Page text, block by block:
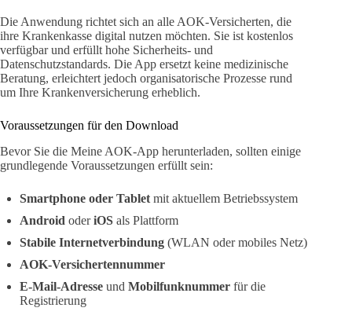
Die Anwendung richtet sich an alle AOK-Versicherten, die
ihre Krankenkasse digital nutzen möchten. Sie ist kostenlos
verfügbar und erfüllt hohe Sicherheits- und
Datenschutzstandards. Die App ersetzt keine medizinische
Beratung, erleichtert jedoch organisatorische Prozesse rund
um Ihre Krankenversicherung erheblich.
Voraussetzungen für den Download
Bevor Sie die Meine AOK-App herunterladen, sollten einige
grundlegende Voraussetzungen erfüllt sein:
Smartphone oder Tablet mit aktuellem Betriebssystem
Android oderiOS als Plattform
Stabile Internetverbindung (WLAN oder mobiles Netz)
AOK-Versichertennummer
E-Mail-Adresse und Mobilfunknummer für die
Registrierung